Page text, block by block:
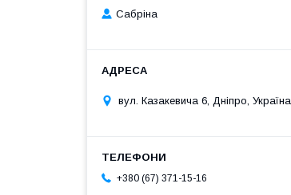
Сабріна
вул. Казакевича 6, Дніпро, Україна
+380 (67) 371-15-16